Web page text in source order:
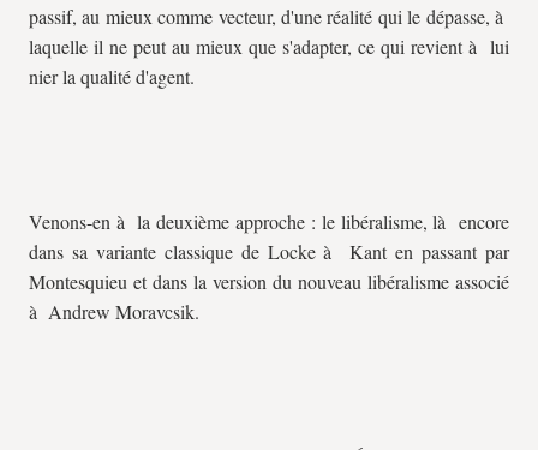
passif, au mieux comme vecteur, d'une réalité qui le dépasse, à
laquelle il ne peut au mieux que s'adapter, ce qui revient à lui
nier la qualité d'agent.
Venons-en à la deuxième approche : le libéralisme, là encore
dans sa variante classique de Locke à Kant en passant par
Montesquieu et dans la version du nouveau libéralisme associé
à Andrew Moravcsik.